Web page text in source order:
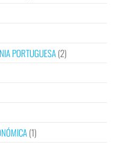
PORTUGUESA(2)
(1)